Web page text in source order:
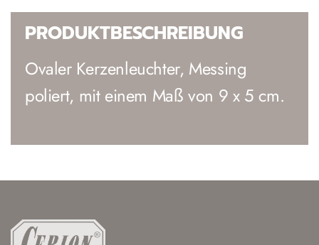
PRODUKTBESCHREIBUNG
Ovaler Kerzenleuchter, Messing
poliert, mit einem Maß von 9 x 5 cm.